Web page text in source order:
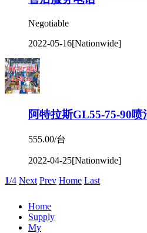
555.00/台
2022-04-25
Next Prev Home Last
Home
Supply
My
Sitemap
Message
Contact
Copyrigh © 2019
浙ICP备19032315号-1